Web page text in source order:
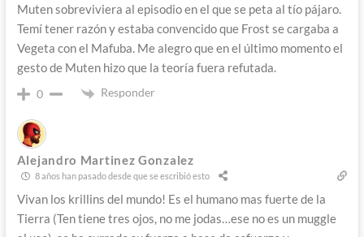
Muten sobreviviera al episodio en el que se peta al tío pájaro.
Temí tener razón y estaba convencido que Frost se cargaba a
Vegeta con el Mafuba. Me alegro que en el último momento el
gesto de Muten hizo que la teoría fuera refutada.
0 Responder
Alejandro Martinez Gonzalez
8 años han pasado desde que se escribió esto
Vivan los krillins del mundo! Es el humano mas fuerte de la
Tierra (Ten tiene tres ojos, no me jodas…ese no es un muggle